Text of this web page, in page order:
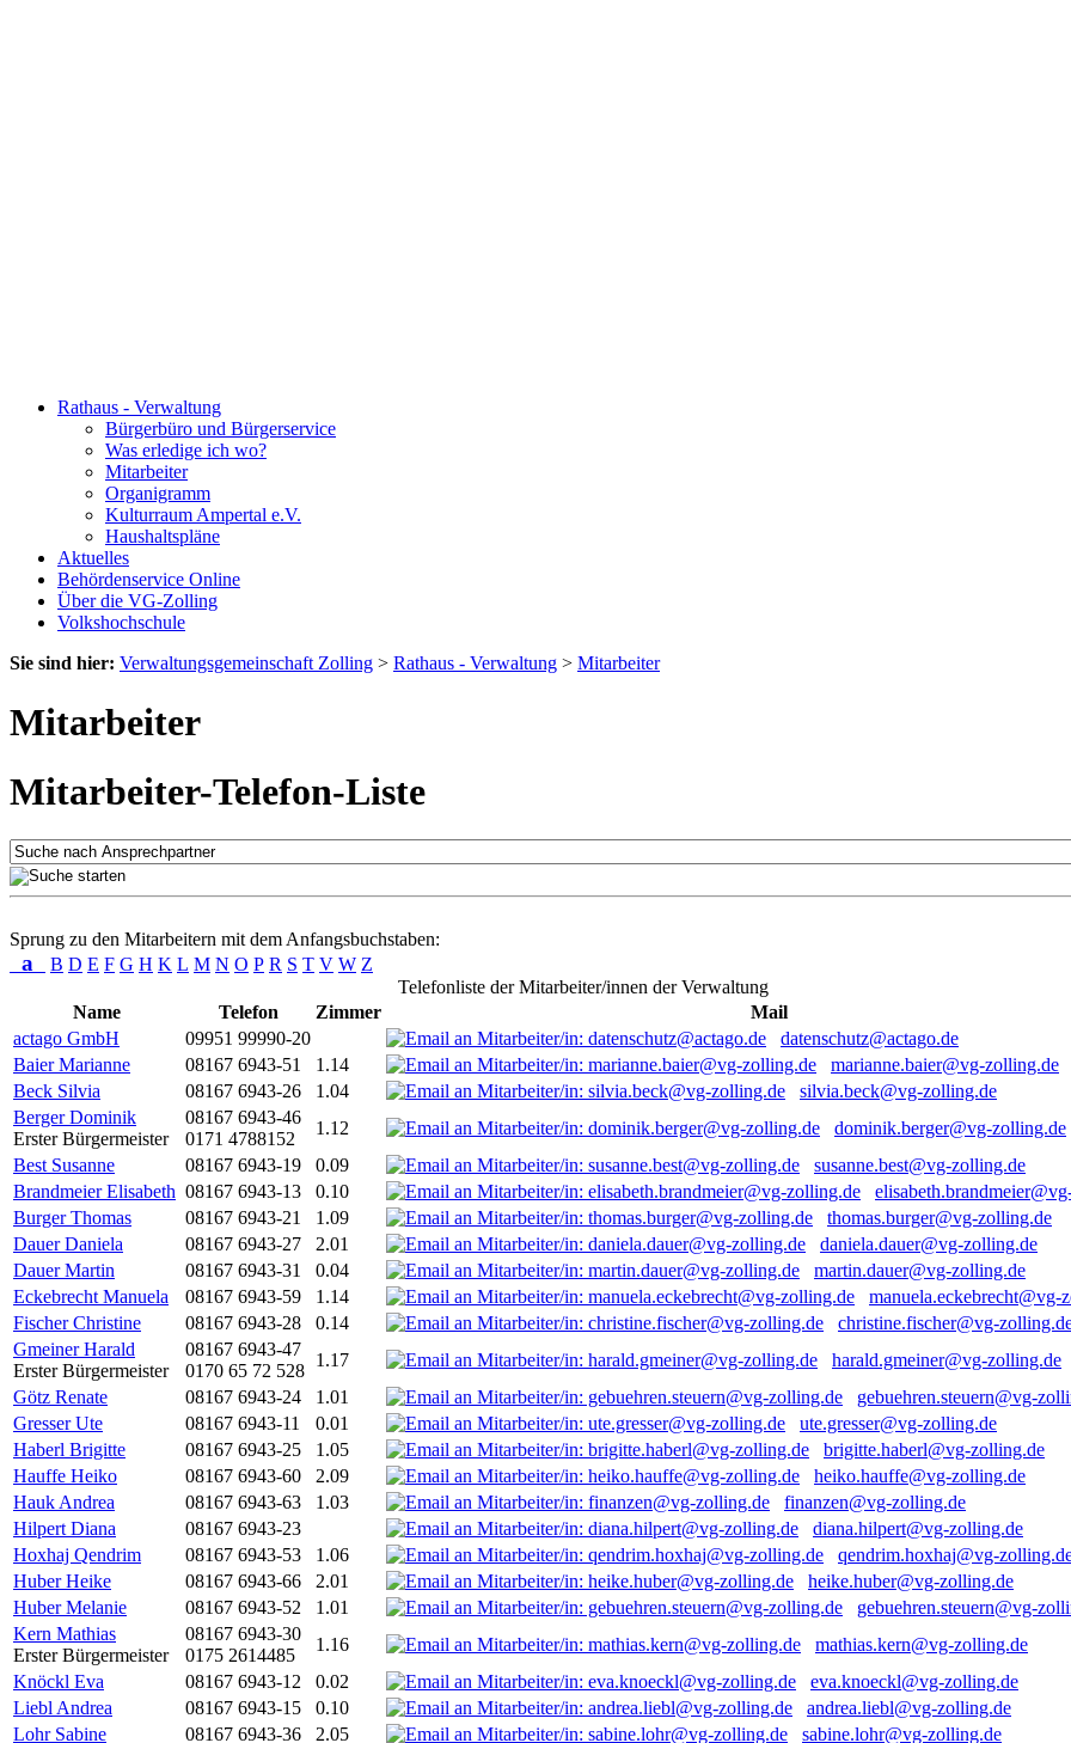
Rathaus - Verwaltung
Bürgerbüro und Bürgerservice
Was erledige ich wo?
Mitarbeiter
Organigramm
Kulturraum Ampertal e.V.
Haushaltspläne
Aktuelles
Behördenservice Online
Über die VG-Zolling
Volkshochschule
Sie sind hier: Verwaltungsgemeinschaft Zolling > Rathaus - Verwaltung > Mitarbeiter
Mitarbeiter
Mitarbeiter-Telefon-Liste
Sprung zu den Mitarbeitern mit dem Anfangsbuchstaben:
a B D E F G H K L M N O P R S T V W Z
Telefonliste der Mitarbeiter/innen der Verwaltung
Name
Telefon Zimmer
Mail
actago GmbH
09951 99990-20
datenschutz@actago.de
Baier Marianne
08167 6943-51 1.14
marianne.baier@vg-zolling.de
Beck Silvia
08167 6943-26 1.04
silvia.beck@vg-zolling.de
Berger Dominik
Erster Bürgermeister
08167 6943-46
0171 4788152
1.12
dominik.berger@vg-zolling.de
Best Susanne
08167 6943-19 0.09
susanne.best@vg-zolling.de
Brandmeier Elisabeth 08167 6943-13 0.10
Burger Thomas
08167 6943-21 1.09
thomas.burger@vg-zolling.de
Dauer Daniela
08167 6943-27 2.01
daniela.dauer@vg-zolling.de
Dauer Martin
08167 6943-31 0.04
martin.dauer@vg-zolling.de
Eckebrecht Manuela
08167 6943-59 1.14
manuela.eckebrecht@vg-
Fischer Christine
08167 6943-28 0.14
christine.fischer@vg-
Gmeiner Harald
Erster Bürgermeister
08167 6943-47
0170 65 72 528
1.17
harald.gmeiner@vg-zolling.de
Götz Renate
08167 6943-24 1.01
gebuehren.steuern@vg-
Gresser Ute
08167 6943-11 0.01
ute.gresser@vg-zolling.de
Haberl Brigitte
08167 6943-25 1.05
brigitte.haberl@vg-zolling.de
Hauffe Heiko
08167 6943-60 2.09
heiko.hauffe@vg-zolling.de
Hauk Andrea
08167 6943-63 1.03
finanzen@vg-zolling.de
Hilpert Diana
08167 6943-23
diana.hilpert@vg-zolling.de
Hoxhaj Qendrim
08167 6943-53 1.06
qendrim.hoxhaj@vg-
Huber Heike
08167 6943-66 2.01
heike.huber@vg-zolling.de
Huber Melanie
08167 6943-52 1.01
gebuehren.steuern@vg-
Kern Mathias
Erster Bürgermeister
08167 6943-30
0175 2614485
1.16
mathias.kern@vg-zolling.de
Knöckl Eva
08167 6943-12 0.02
eva.knoeckl@vg-zolling.de
Liebl Andrea
08167 6943-15 0.10
andrea.liebl@vg-zolling.de
Lohr Sabine
08167 6943-36 2.05
sabine.lohr@vg-zolling.de